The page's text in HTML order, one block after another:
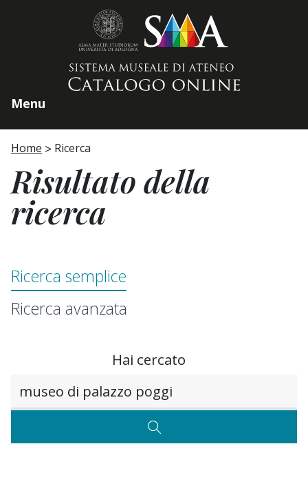
Menu
Home Ricerca
Risultato della
ricerca
Ricerca semplice
Ricerca avanzata
Hai cercato
CERCA